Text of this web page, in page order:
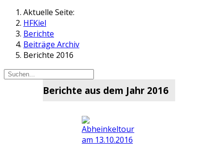
Aktuelle Seite:
HFKiel
Berichte
Beiträge Archiv
Berichte 2016
Berichte aus dem Jahr 2016